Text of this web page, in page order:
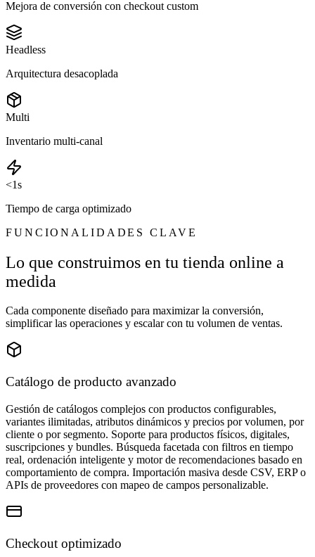
Mejora de conversión con checkout custom
Headless
Arquitectura desacoplada
Multi
Inventario multi-canal
<1s
Tiempo de carga optimizado
FUNCIONALIDADES CLAVE
Lo que construimos en tu tienda online a
medida
Cada componente diseñado para maximizar la conversión,
simplificar las operaciones y escalar con tu volumen de ventas.
Catálogo de producto avanzado
Gestión de catálogos complejos con productos configurables,
variantes ilimitadas, atributos dinámicos y precios por volumen, por
cliente o por segmento. Soporte para productos físicos, digitales,
suscripciones y bundles. Búsqueda facetada con filtros en tiempo
real, ordenación inteligente y motor de recomendaciones basado en
comportamiento de compra. Importación masiva desde CSV, ERP o
APIs de proveedores con mapeo de campos personalizable.
Checkout optimizado